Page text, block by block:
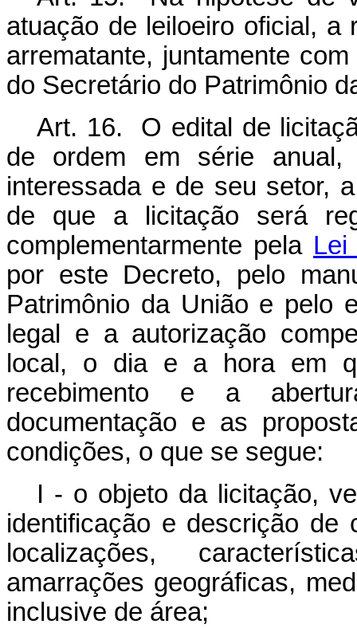
atuação de leiloeiro oficial, a
arrematante, juntamente
do Secretário do Patrimônio
Art. 16. O edital de
de ordem em série
interessada e de seu setor,
de que a licitação será
complementarmente pela Lei
por este Decreto, pelo
Patrimônio da União e pelo
legal e a autorização
local, o dia e a hora em
recebimento e a
documentação e as
condições, o que se segue:
I - o objeto da licitação,
identificação e descrição de
localizações,
amarrações geográficas,
inclusive de área;